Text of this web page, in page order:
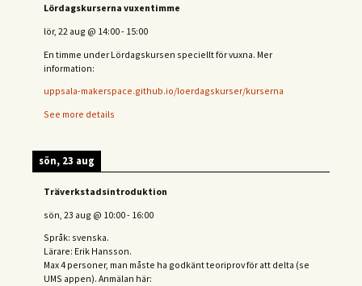
Lördagskurserna vuxentimme
lör, 22 aug @ 14:00- 15:00
En timme under Lördagskursen speciellt för vuxna. Mer
information:
uppsala-makerspace.github.io/loerdagskurser/kurserna
See more details
sön, 23 aug
Träverkstadsintroduktion
sön, 23 aug @ 10:00- 16:00
Språk: svenska.
Lärare: Erik Hansson.
Max 4 personer, man måste ha godkänt teoriprov för att delta (se
UMS appen). Anmälan här: